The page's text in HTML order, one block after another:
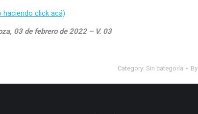
haciendo click acá)
03 de febrero de 2022 – V. 03
Category: Sin categoría By